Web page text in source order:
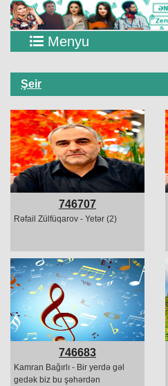
Menyu
Şeir
746707
Rəfail Zülfüqarov - Yetər (2)
746683
Kamran Bağırlı - Bir yerdə gəl
gedək biz bu şəhərdən